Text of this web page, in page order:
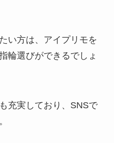
い方は、アイプリモを
輪選びができるでしょ
充実しており、SNSで